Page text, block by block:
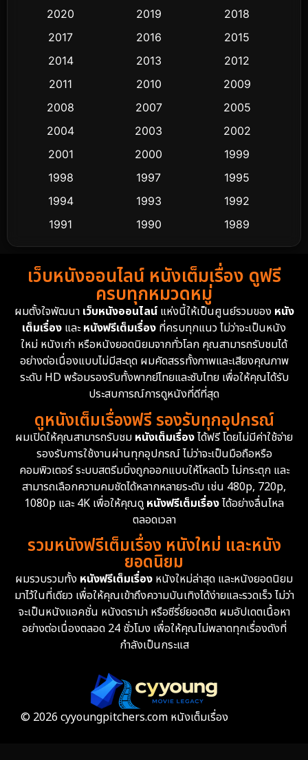
Classic หนังคลาสสิก
Comedy ตลก 453
Crime อาชญากรรม 530
Cult Film
Dance เต้น
Detective สืบสวน
Detective สืบสวน
Disney+ 4
Documentary สารคดี 95
Drama ดราม่า
Dystopian 16
Emotional 61
Epic มหากาพย์ 225
Family ครอบครัว 372
Fantasy จินตนาการ 339
Fiction 9
2020
2019
2018
2017
2016
2015
2014
2013
2012
2011
2010
2009
2008
2007
2005
2004
2003
2002
2001
2000
1999
1998
1997
1995
1994
1993
1992
1991
1990
1989
1988
1986
1985
1983
1982
1981
1974
1962
เว็บหนังออนไลน์ หนังเต็มเรื่อง ดูฟรี
ครบทุกหมวดหมู่
ผมตั้งใจพัฒนา เว็บหนังออนไลน์แห่งนี้ให้เป็นศูนย์รวมของ หนัง
เต็มเรื่อง และหนังฟรีเต็มเรื่อง ที่ครบทุกแนว ไม่ว่าจะเป็นหนัง
ใหม่ หนังเก่า หรือหนังยอดนิยมจากทั่วโลก คุณสามารถรับชมได้
อย่างต่อเนื่องแบบไม่มีสะดุด ผมคัดสรรทั้งภาพและเสียงคุณภาพ
ระดับ HD พร้อมรองรับทั้งพากย์ไทยและซับไทย เพื่อให้คุณได้รับ
ประสบการณ์การดูหนังที่ดีที่สุด
ดูหนังเต็มเรื่องฟรี รองรับทุกอุปกรณ์
ผมเปิดให้คุณสามารถรับชม หนังเต็มเรื่องได้ฟรี โดยไม่มีค่าใช้จ่าย
รองรับการใช้งานผ่านทุกอุปกรณ์ ไม่ว่าจะเป็นมือถือหรือ
คอมพิวเตอร์ ระบบสตรีมมิ่งถูกออกแบบให้โหลดไว ไม่กระตุก และ
สามารถเลือกความคมชัดได้หลากหลายระดับ เช่น 480p, 720p,
1080p และ 4K เพื่อให้คุณดู หนังฟรีเต็มเรื่องได้อย่างลื่นไหล
ตลอดเวลา
รวมหนังฟรีเต็มเรื่อง หนังใหม่ และหนัง
ยอดนิยม
ผมรวบรวมทั้ง หนังฟรีเต็มเรื่อง หนังใหม่ล่าสุด และหนังยอดนิยม
มาไว้ในที่เดียว เพื่อให้คุณเข้าถึงความบันเทิงได้ง่ายและรวดเร็ว ไม่ว่า
จะเป็นหนังแอคชั่น หนังดราม่า หรือซีรี่ย์ยอดฮิต ผมอัปเดตเนื้อหา
อย่างต่อเนื่องตลอด 24 ชั่วโมง เพื่อให้คุณไม่พลาดทุกเรื่องดังที่
กำลังเป็นกระแส
© 2026 cyyoungpitchers.com หนังเต็มเรื่อง